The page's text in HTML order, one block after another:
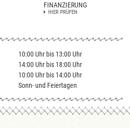
FINANZIERUNG
HIER PRÜFEN
10:00 Uhr bis 13:00 Uhr
14:00 Uhr bis 18:00 Uhr
10:00 Uhr bis 14:00 Uhr
Sonn- und Feiertagen